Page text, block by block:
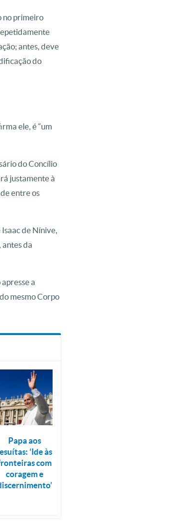
no primeiro
antes, deve
do
ele, é “um
do Concílio
justamente à
entre os
de Nínive,
antes da
a
mesmo Corpo
Papa aos
‘Ide às
com
coragem e